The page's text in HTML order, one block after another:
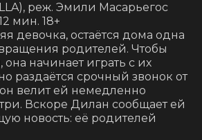
реж. Эмили Масарьегос
мин. 18+
девочка, остаётся дома одна
родителей. Чтобы
она начинает играть с их
раздаётся срочный звонок от
велит ей немедленно
Вскоре Дилан сообщает ей
новость: её родителей